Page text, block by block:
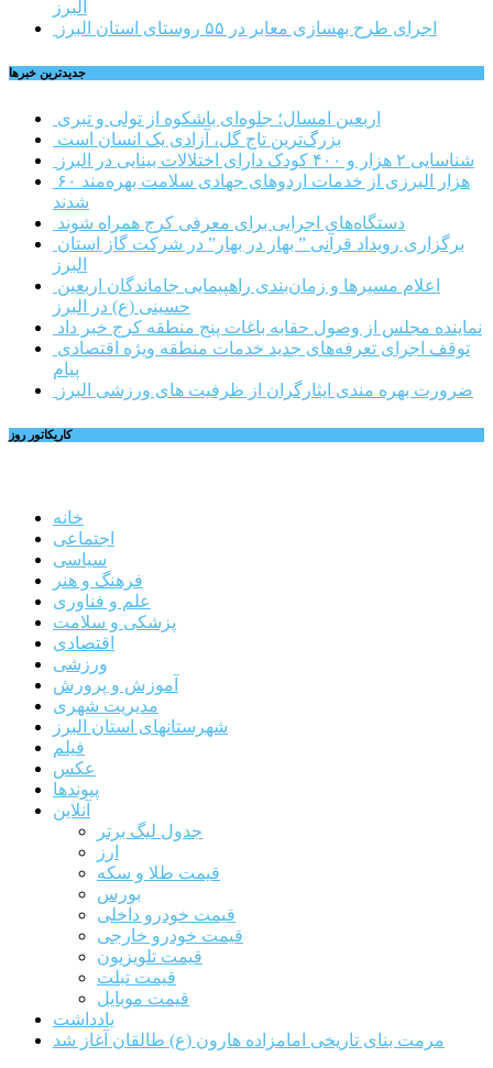
البرز
اجرای طرح بهسازی معابر در ۵۵ روستای استان البرز
جديدترين خبرها
اربعین امسال؛ جلوه‌ای باشکوه از تولی و تبری
بزرگ‌ترین تاج گل، آزادی یک انسان است
شناسایی ۲ هزار و ۴۰۰ کودک دارای اختلالات بینایی در البرز
۶۰ هزار البرزی از خدمات اردوهای جهادی سلامت بهره‌مند
شدند
دستگاه‌های اجرایی برای معرفی کرج همراه شوند
البرز
حسینی (ع) در البرز
نماینده مجلس از وصول حقابه باغات پنج منطقه کرج خبر داد
پیام
ضرورت بهره مندی ایثارگران از ظرفیت های ورزشی البرز
کاریکاتور روز
خانه
اجتماعی
سیاسی
فرهنگ و هنر
علم و فناوری
پزشکی و سلامت
اقتصادی
ورزشی
آموزش و پرورش
مدیریت شهری
شهرستانهای استان البرز
فیلم
عکس
پیوندها
آنلاین
جدول لیگ برتر
ارز
قیمت طلا و سکه
بورس
قیمت خودرو داخلی
قیمت خودرو خارجی
قیمت تلویزیون
قیمت تبلت
قیمت موبایل
یادداشت
مرمت بنای تاریخی امامزاده هارون (ع) طالقان آغاز شد